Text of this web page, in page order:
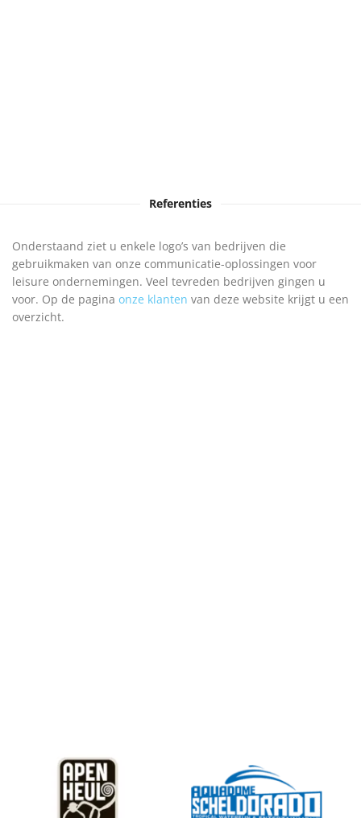
Referenties
Onderstaand ziet u enkele logo’s van bedrijven die
gebruikmaken van onze communicatie-oplossingen voor
leisure ondernemingen. Veel tevreden bedrijven gingen u
voor. Op de pagina onze klanten van deze website krijgt u een
overzicht.